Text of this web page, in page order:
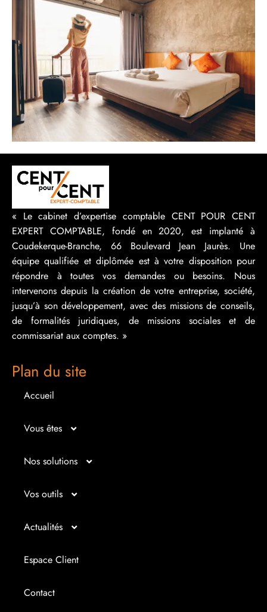
« Le cabinet d’expertise comptable CENT POUR CENT
EXPERT COMPTABLE, fondé en 2020, est implanté à
Coudekerque-Branche, 66 Boulevard Jean Jaurès. Une
équipe qualifiée et diplômée est à votre disposition pour
répondre à toutes vos demandes ou besoins. Nous
intervenons depuis la création de votre entreprise, société,
jusqu’à son développement, avec des missions de conseils,
de formalités juridiques, de missions sociales et de
commissariat aux comptes. »
Plan du site
Accueil
Vous êtes
Micro entrepreneur
Créateur d’entreprise
Repreneur d’entreprise
Nos solutions
Entrepreunariat
Gestion
Juridique
Vos outils
Bilan imagé
Tableau de bord
Simul’Auto
Actualités
Actualités
La petite histoire du jour
Espace Client
Contact